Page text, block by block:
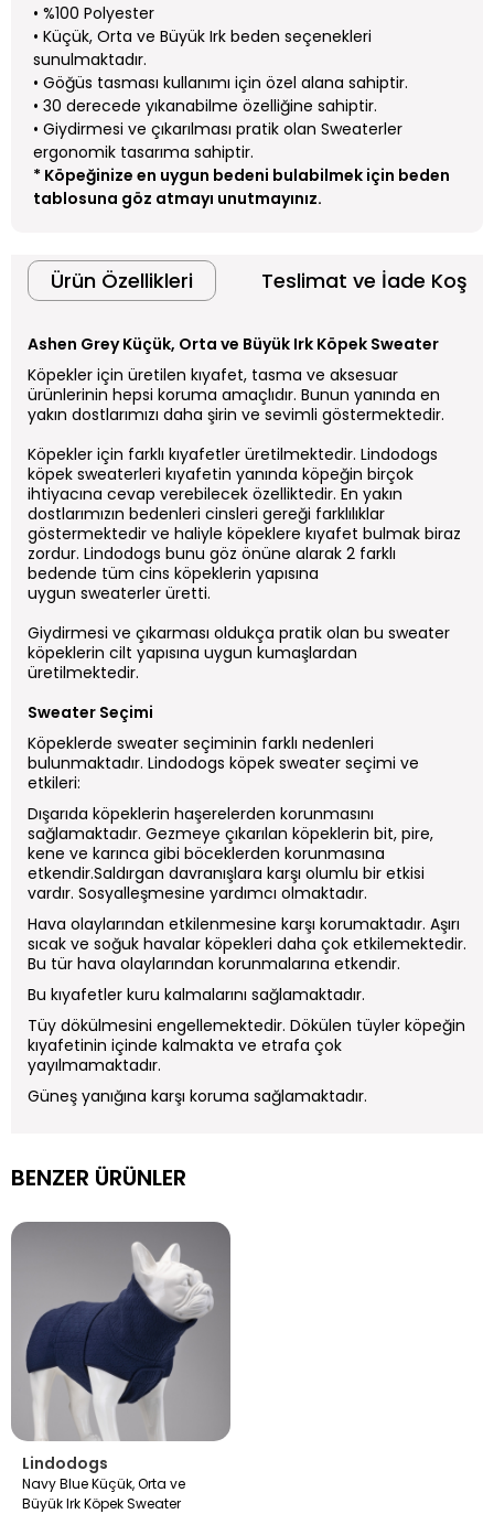
• %100 Polyester
• Küçük, Orta ve Büyük Irk beden seçenekleri
sunulmaktadır.
• Göğüs tasması kullanımı için özel alana sahiptir.
• 30 derecede yıkanabilme özelliğine sahiptir.
• Giydirmesi ve çıkarılması pratik olan Sweaterler
ergonomik tasarıma sahiptir.
* Köpeğinize en uygun bedeni bulabilmek için beden
tablosuna göz atmayı unutmayınız.
Ürün Özellikleri Teslimat ve İade
Ashen Grey Küçük, Orta ve Büyük Irk Köpek Sweater
Köpekler için üretilen kıyafet, tasma ve aksesuar
ürünlerinin hepsi koruma amaçlıdır. Bunun yanında en
yakın dostlarımızı daha şirin ve sevimli göstermektedir.
Köpekler için farklı kıyafetler üretilmektedir. Lindodogs
köpek sweaterleri kıyafetin yanında köpeğin birçok
ihtiyacına cevap verebilecek özelliktedir. En yakın
dostlarımızın bedenleri cinsleri gereği farklılıklar
göstermektedir ve haliyle köpeklere kıyafet bulmak biraz
zordur. Lindodogs bunu göz önüne alarak 2 farklı
bedende tüm cins köpeklerin yapısına
uygun sweaterler üretti.
Giydirmesi ve çıkarması oldukça pratik olan bu sweater
köpeklerin cilt yapısına uygun kumaşlardan
üretilmektedir.
Sweater Seçimi
Köpeklerde sweater seçiminin farklı nedenleri
bulunmaktadır. Lindodogs köpek sweater seçimi ve
etkileri:
Dışarıda köpeklerin haşerelerden korunmasını
sağlamaktadır. Gezmeye çıkarılan köpeklerin bit, pire,
kene ve karınca gibi böceklerden korunmasına
etkendir.Saldırgan davranışlara karşı olumlu bir etkisi
vardır. Sosyalleşmesine yardımcı olmaktadır.
Hava olaylarından etkilenmesine karşı korumaktadır. Aşırı
sıcak ve soğuk havalar köpekleri daha çok etkilemektedir.
Bu tür hava olaylarından korunmalarına etkendir.
Bu kıyafetler kuru kalmalarını sağlamaktadır.
Tüy dökülmesini engellemektedir. Dökülen tüyler köpeğin
kıyafetinin içinde kalmakta ve etrafa çok
yayılmamaktadır.
Güneş yanığına karşı koruma sağlamaktadır.
BENZER ÜRÜNLER
Lindodogs
Navy Blue Küçük, Orta ve
Büyük Irk Köpek Sweater